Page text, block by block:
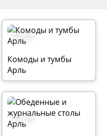
42 шт.
Комоды и тумбы
Арль
21 шт.